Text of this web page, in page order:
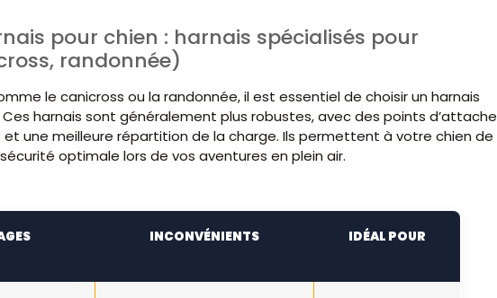
pour chien : harnais spécialisés pour
randonnée)
le canicross ou la randonnée, il est essentiel de choisir un harnais
harnais sont généralement plus robustes, avec des points d’attache
une meilleure répartition de la charge. Ils permettent à votre chien de
optimale lors de vos aventures en plein air.
INCONVÉNIENTS IDÉAL POUR